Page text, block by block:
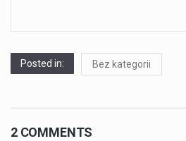
Posted in: Bez kategorii
2 COMMENTS